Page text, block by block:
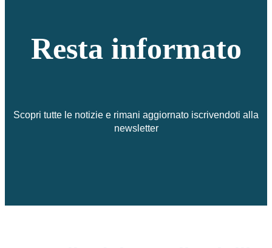
Resta informato
Scopri tutte le notizie e rimani aggiornato iscrivendoti alla
newsletter